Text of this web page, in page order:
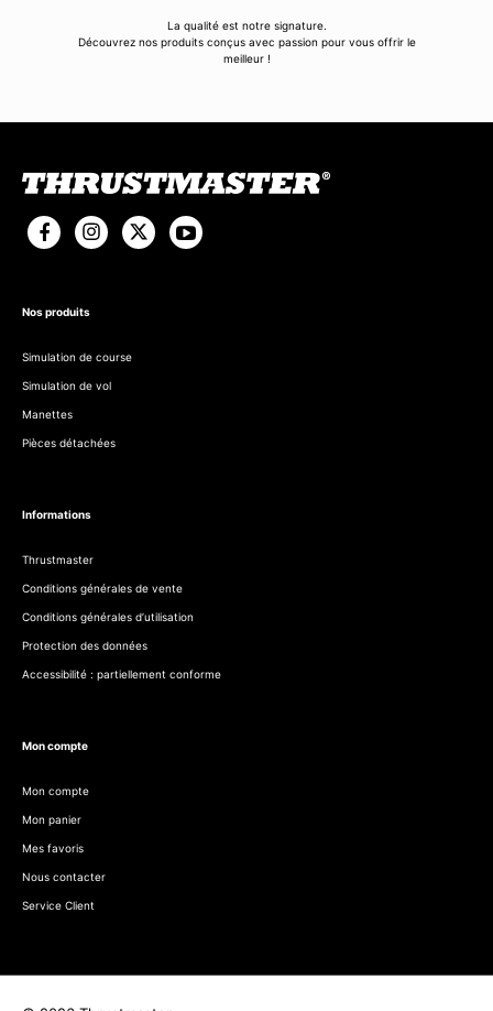
La qualité est notre signature.
Découvrez nos produits conçus avec passion pour vous offrir le
meilleur !
Nos produits
Simulation de course
Simulation de vol
Manettes
Pièces détachées
Informations
Thrustmaster
Conditions générales de vente
Conditions générales d’utilisation
Protection des données
Accessibilité : partiellement conforme
Mon compte
Mon compte
Mon panier
Mes favoris
Nous contacter
Service Client